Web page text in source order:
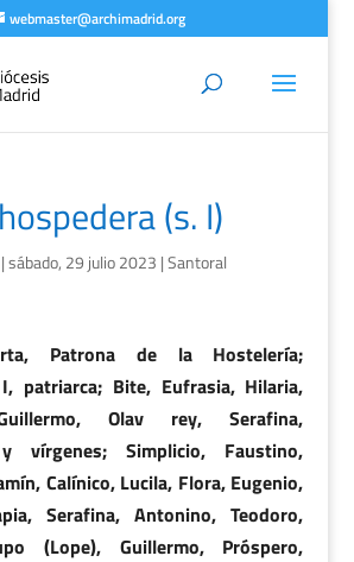
webmaster@archimadrid.org
(s. I)
sábado, 29 julio 2023 |Santoral
Patrona de la Hostelería;
patriarca; Bite, Eufrasia, Hilaria,
Olav rey, Serafina,
vírgenes; Simplicio, Faustino,
Calínico, Lucila, Flora, Eugenio,
Serafina, Antonino, Teodoro,
(Lope), Guillermo, Próspero,